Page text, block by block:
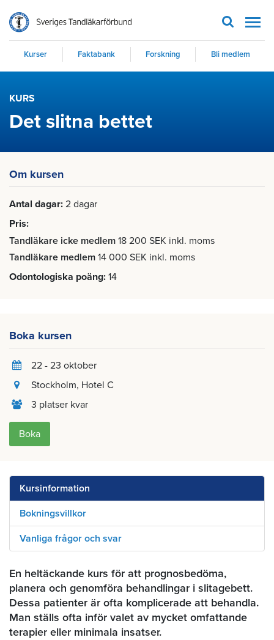
Kurser Faktabank Forskning Bli medlem
KURS
Det slitna bettet
Om kursen
Antal dagar 2 dagar
Pris
Tandläkare icke medlem 18 200 SEK inkl. moms
Tandläkare medlem 14 000 SEK inkl. moms
Odontologiska poäng 14
Boka kursen
22 - 23 oktober
Stockholm, Hotel C
3 platser kvar
Boka
Kursinformation
Bokningsvillkor
Vanliga frågor och svar
En heltäckande kurs för att prognosbedöma,
planera och genomföra behandlingar i slitagebett.
Dessa patienter är ofta komplicerade att behandla.
Man ställs ofta inför valet av mycket omfattande
terapier eller minimala insatser.